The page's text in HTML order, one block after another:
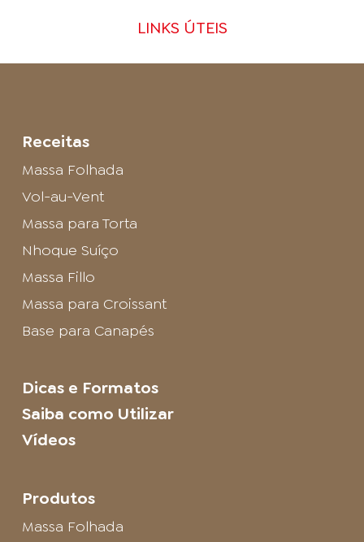
LINKS ÚTEIS
Receitas
Massa Folhada
Vol-au-Vent
Massa para Torta
Nhoque Suíço
Massa Fillo
Massa para Croissant
Base para Canapés
Dicas e Formatos
Saiba como Utilizar
Vídeos
Produtos
Massa Folhada